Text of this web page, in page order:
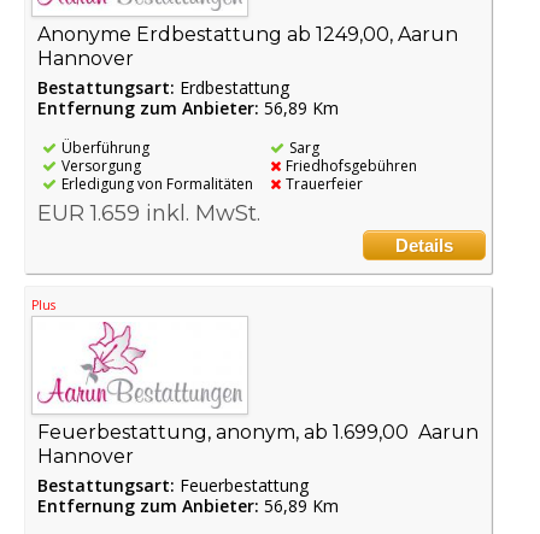
Anonyme Erdbestattung ab 1249,00, Aarun
Hannover
Bestattungsart: Erdbestattung
Entfernung zum Anbieter: 56,89 Km
Überführung
Versorgung
Erledigung von Formalitäten
Sarg
Friedhofsgebühren
Trauerfeier
EUR 1.659 inkl. MwSt.
Details
Plus
Feuerbestattung, anonym, ab 1.699,00  Aarun
Hannover
Bestattungsart: Feuerbestattung
Entfernung zum Anbieter: 56,89 Km